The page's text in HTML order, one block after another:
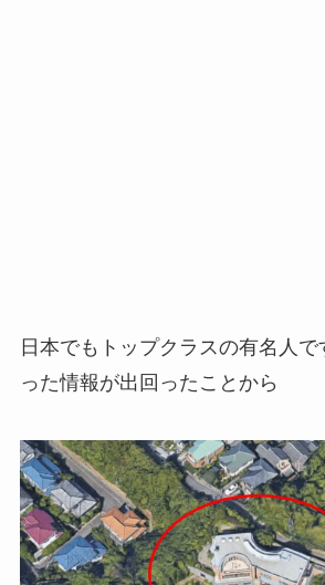
日本でもトップクラスの有名人
った情報が出回ったことから